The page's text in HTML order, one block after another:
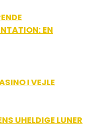
EN
I VEJLE
UHELDIGE LUNER